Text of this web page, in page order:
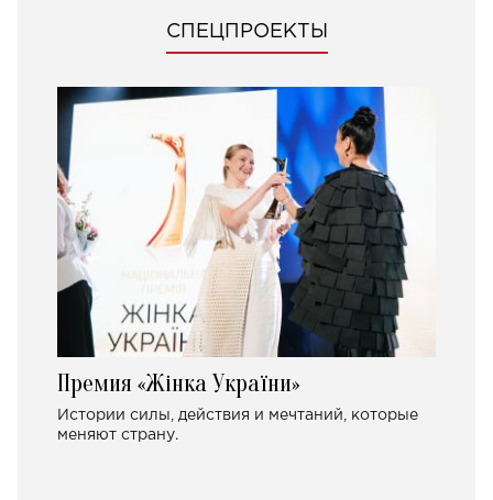
СПЕЦПРОЕКТЫ
Премия «Жінка України»
Истории силы, действия и мечтаний, которые
меняют страну.